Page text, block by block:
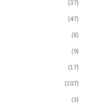
(37)
(47)
(8)
(9)
(17)
(107)
(3)